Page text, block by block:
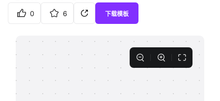
私有化部署
0 6 下载模板